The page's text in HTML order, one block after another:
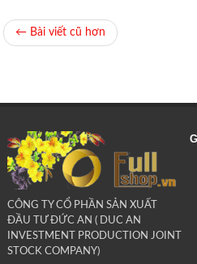
← Bài viết cũ hơn
CÔNG TY CỔ PHẦN SẢN XUẤT
ĐẦU TƯ ĐỨC AN ( DUC AN
INVESTMENT PRODUCTION JOINT
STOCK COMPANY)